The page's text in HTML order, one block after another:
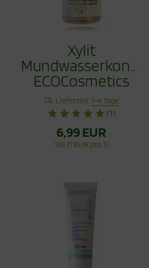
Xylit
ECOCosmetics
Schwarzkümmel
Fluoridfrei 75ml
Lieferzeit:1-4 Tage
(1)
6,99 EUR
139,71 EUR pro 1 l